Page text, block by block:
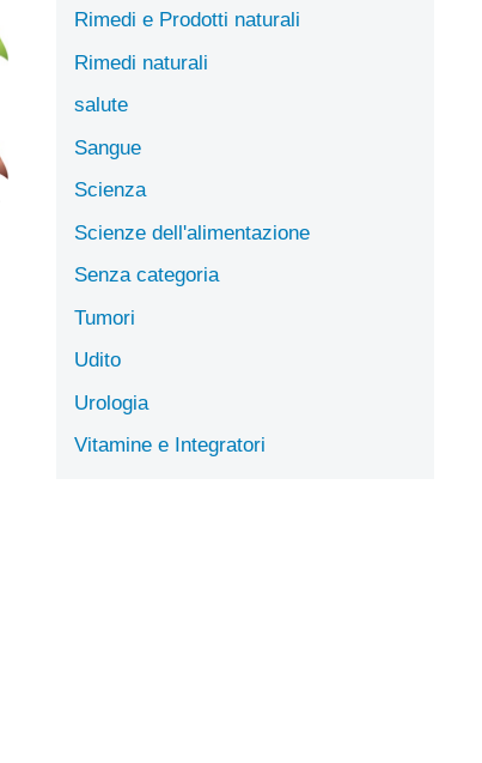
Rimedi e Prodotti naturali
Rimedi naturali
salute
Sangue
Scienza
Scienze dell'alimentazione
Senza categoria
Tumori
Udito
Urologia
Vitamine e Integratori